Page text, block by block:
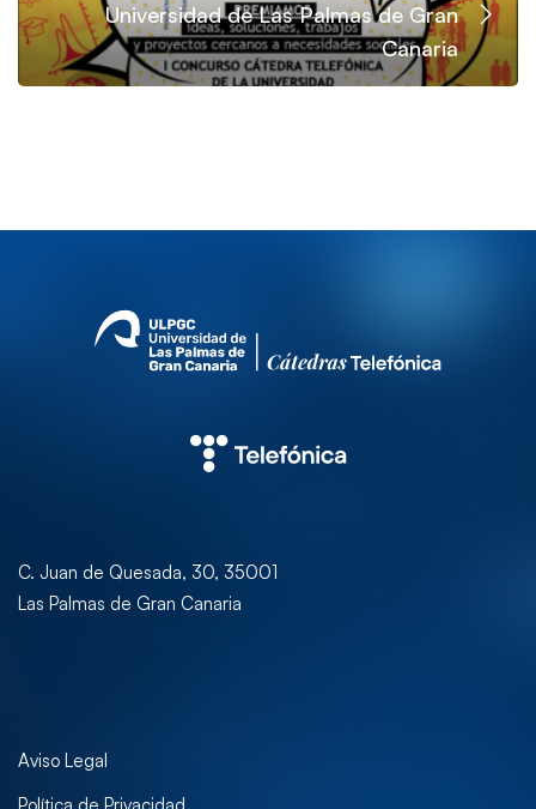
Universidad de Las Palmas de Gran
Canaria
C. Juan de Quesada, 30, 35001
Las Palmas de Gran Canaria
Aviso Legal